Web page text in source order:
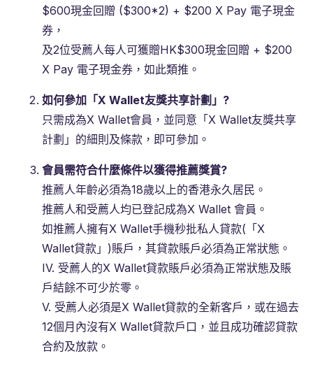
$600現金回贈 ($300*2) + $200 X Pay 電子現金
券，
及2位受薦人每人可獲贈HK$300現金回贈 + $200
X Pay 電子現金券，如此類推。
如何參加「X Wallet友獎共享計劃」 ?
只需成為X Wallet會員，並同意「X Wallet友獎共享
計劃」的細則及條款，即可參加。
會員需符合什麼條件以獲得推薦獎賞?
推薦人年齡必須為18歲以上的香港永久居民。
推薦人和受薦人均已登記成為X Wallet 會員。
如推薦人擁有X Wallet手機秒批私人貸款(「X
Wallet貸款」)賬戶，其貸款賬戶必須為正常狀態。
IV. 受薦人的X Wallet貸款賬戶必須為正常狀態及賬
戶結餘不可少於零。
V. 受薦人必須是X Wallet貸款的全新客戶，或在過去
12個月內沒有X Wallet貸款戶口，並且成功確認貸款
合約及放款。